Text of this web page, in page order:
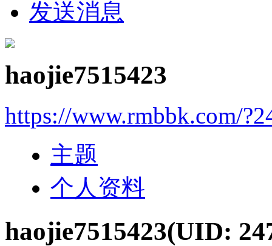
发送消息
haojie7515423
https://www.rmbbk.com/
主题
个人资料
haojie7515423(UID: